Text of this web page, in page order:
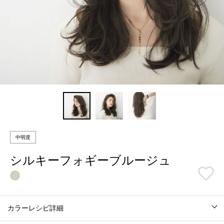
中明度
シルキーフォギーブルージュ
カラーレシピ詳細